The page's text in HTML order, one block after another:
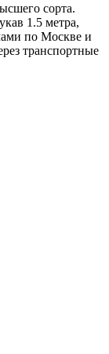
сорта.
1.5 метра,
по Москве и
транспортные